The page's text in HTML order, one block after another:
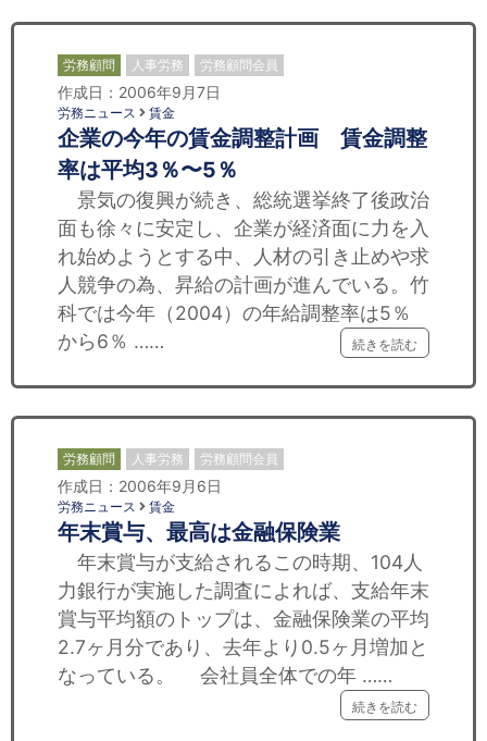
労務顧問 人事労務 労務顧問会員
作成日：2006年9月7日
労務ニュース 賃金
企業の今年の賃金調整計画 賃金調整
率は平均3％〜5％
景気の復興が続き、総統選挙終了後政治
面も徐々に安定し、企業が経済面に力を入
れ始めようとする中、人材の引き止めや求
人競争の為、昇給の計画が進んでいる。竹
科では今年（2004）の年給調整率は5％
から6％ ……
続きを読む
労務顧問 人事労務 労務顧問会員
作成日：2006年9月6日
労務ニュース 賃金
年末賞与、最高は金融保険業
年末賞与が支給されるこの時期、104人
力銀行が実施した調査によれば、支給年末
賞与平均額のトップは、金融保険業の平均
2.7ヶ月分であり、去年より0.5ヶ月増加と
なっている。 会社員全体での年 ……
続きを読む